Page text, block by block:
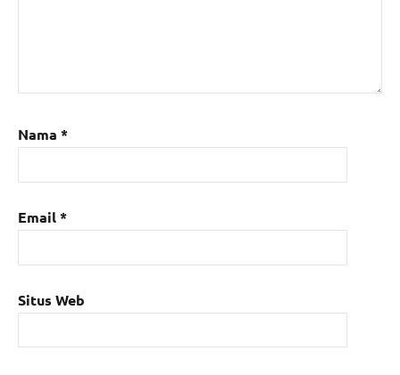
Nama *
Email*
Situs Web